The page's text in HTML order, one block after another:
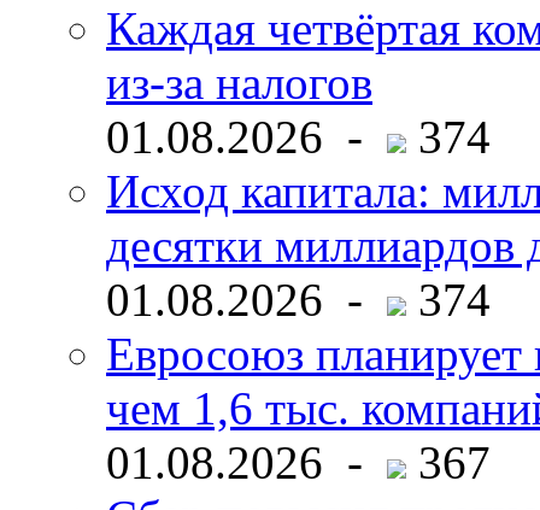
Каждая четвёртая
из-за налогов
01.08.2026 -
374
Исход капитала:
десятки миллиардов
01.08.2026 -
374
Евросоюз планирует
чем 1,6 тыс.
01.08.2026 -
367